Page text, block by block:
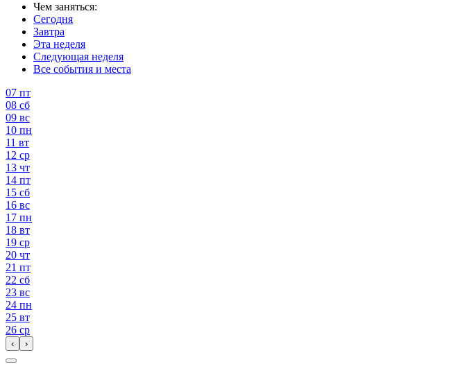
Чем заняться:
Сегодня
Завтра
Эта неделя
Следующая неделя
Все события и места
07 пт
08 сб
09 вс
10 пн
11 вт
12 ср
13 чт
14 пт
15 сб
16 вс
17 пн
18 вт
19 ср
20 чт
21 пт
22 сб
23 вс
24 пн
25 вт
26 ср
‹ ›